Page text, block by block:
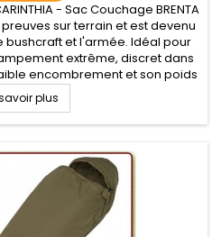
- Sac Couchage BRENTA
sur terrain et est devenu
bushcraft et l'armée. Idéal pour
extrême, discret dans
encombrement et son poids
confort de -11°C
plus